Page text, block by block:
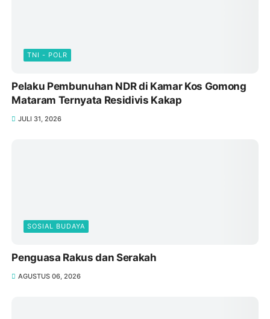
TNI - POLR
Pelaku Pembunuhan NDR di Kamar Kos Gomong
Mataram Ternyata Residivis Kakap
JULI 31, 2026
SOSIAL BUDAYA
Penguasa Rakus dan Serakah
AGUSTUS 06, 2026